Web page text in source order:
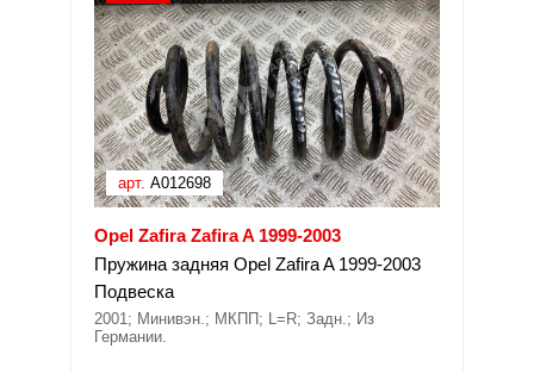
арт. A012698
Opel Zafira Zafira A 1999-2003
Пружина задняя Opel Zafira A 1999-2003
Подвеска
2001; Минивэн.; МКПП; L=R; Задн.; Из
Германии.